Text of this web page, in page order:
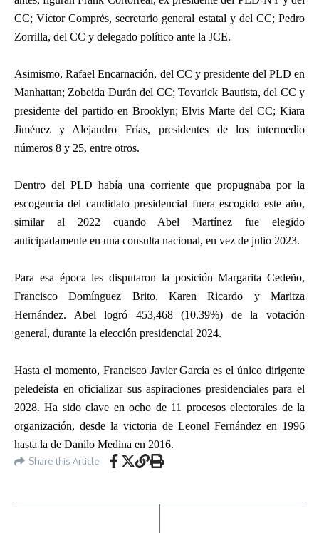
CC; Víctor Comprés, secretario general estatal y del CC; Pedro
Zorrilla, del CC y delegado político ante la JCE.
Asimismo, Rafael Encarnación, del CC y presidente del PLD en
Manhattan; Zobeida Durán del CC; Tovarick Bautista, del CC y
presidente del partido en Brooklyn; Elvis Marte del CC; Kiara
Jiménez y Alejandro Frías, presidentes de los intermedio
números 8 y 25, entre otros.
Dentro del PLD había una corriente que propugnaba por la
escogencia del candidato presidencial fuera escogido este año,
similar al 2022 cuando Abel Martínez fue elegido
anticipadamente en una consulta nacional, en vez de julio 2023.
Para esa época les disputaron la posición Margarita Cedeño,
Francisco Domínguez Brito, Karen Ricardo y Maritza
Hernández. Abel logró 453,468 (10.39%) de la votación
general, durante la elección presidencial 2024.
Hasta el momento, Francisco Javier García es el único dirigente
peledeísta en oficializar sus aspiraciones presidenciales para el
2028. Ha sido clave en ocho de 11 procesos electorales de la
organización, desde la victoria de Leonel Fernández en 1996
hasta la de Danilo Medina en 2016.
Share this Article